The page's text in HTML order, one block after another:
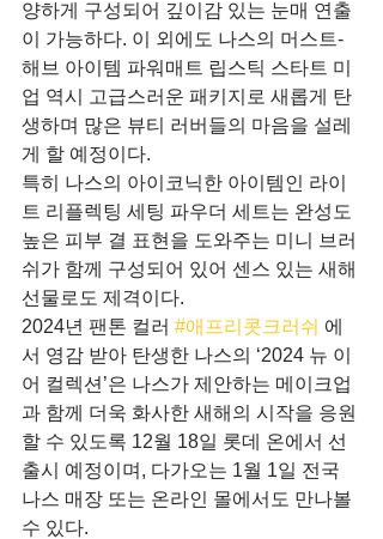
양하게 구성되어 깊이감 있는 눈매 연출
이 가능하다. 이 외에도 나스의 머스트-
해브 아이템 파워매트 립스틱 스타트 미
업 역시 고급스러운 패키지로 새롭게 탄
생하며 많은 뷰티 러버들의 마음을 설레
게 할 예정이다.
특히 나스의 아이코닉한 아이템인 라이
트 리플렉팅 세팅 파우더 세트는 완성도
높은 피부 결 표현을 도와주는 미니 브러
쉬가 함께 구성되어 있어 센스 있는 새해
선물로도 제격이다.
2024년 팬톤 컬러 #애프리콧크러쉬 에
서 영감 받아 탄생한 나스의 ‘2024 뉴 이
어 컬렉션’은 나스가 제안하는 메이크업
과 함께 더욱 화사한 새해의 시작을 응원
할 수 있도록 12월 18일 롯데 온에서 선
출시 예정이며, 다가오는 1월 1일 전국
나스 매장 또는 온라인 몰에서도 만나볼
수 있다.